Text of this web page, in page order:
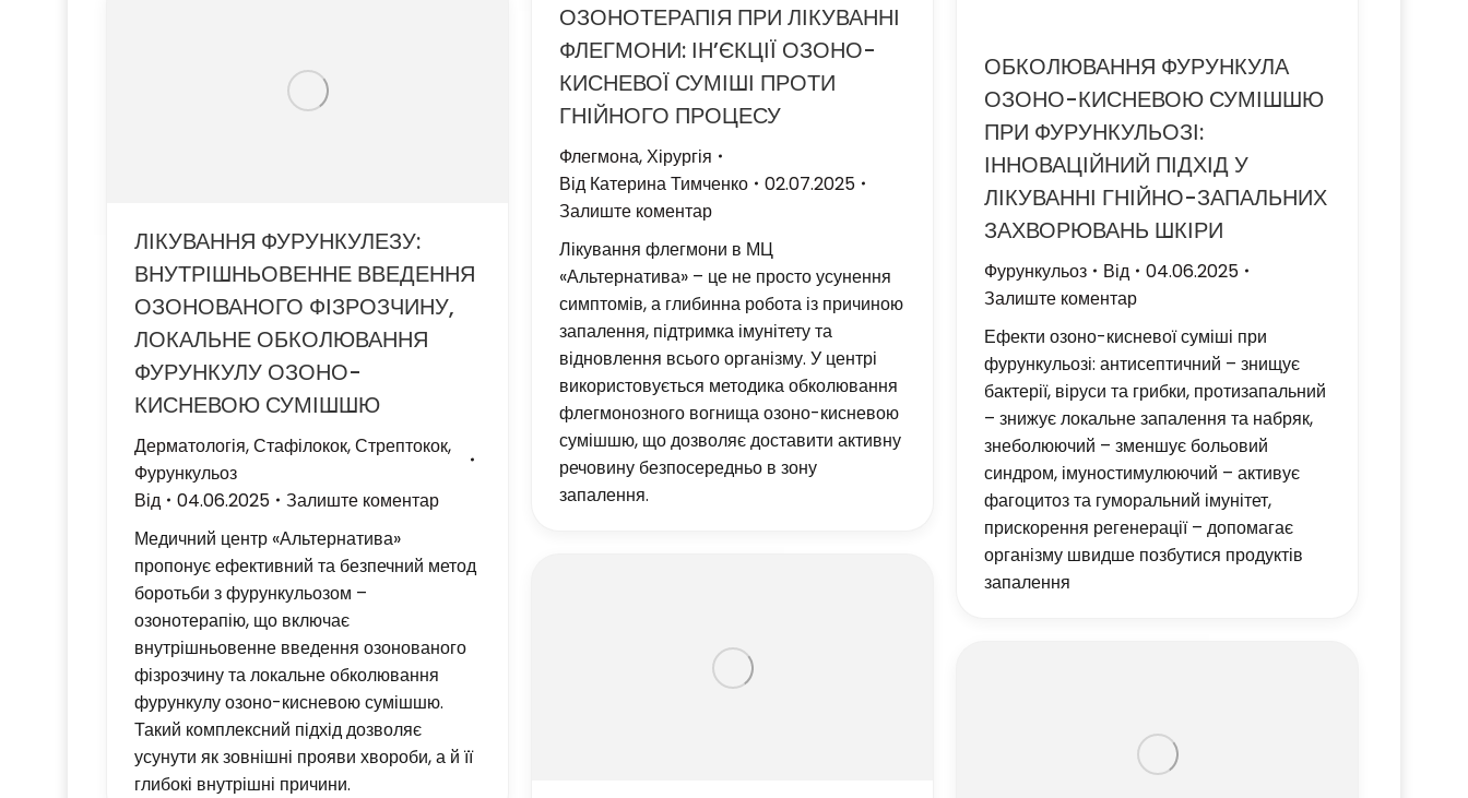
ОЗОНОТЕРАПІЯ ПРИ ЛІКУВАННІ
ФЛЕГМОНИ: ІН’ЄКЦІЇ ОЗОНО-
КИСНЕВОЇ СУМІШІ ПРОТИ
ГНІЙНОГО ПРОЦЕСУ
Флегмона,Хірургія
Від Катерина Тимченко
02.07.2025
Залиште коментар
Лікування флегмони в МЦ
«Альтернатива» – це не просто усунення
симптомів, а глибинна робота із причиною
запалення, підтримка імунітету та
відновлення всього організму. У центрі
використовується методика обколювання
флегмонозного вогнища озоно-кисневою
сумішшю, що дозволяє доставити активну
речовину безпосередньо в зону
запалення.
ОБКОЛЮВАННЯ ФУРУНКУЛА
ОЗОНО-КИСНЕВОЮ СУМІШШЮ
ПРИ ФУРУНКУЛЬОЗІ:
ІННОВАЦІЙНИЙ ПІДХІД У
ЛІКУВАННІ ГНІЙНО-ЗАПАЛЬНИХ
ЗАХВОРЮВАНЬ ШКІРИ
Фурункульоз Від
04.06.2025
Залиште коментар
Ефекти озоно-кисневої суміші при
фурункульозі: антисептичний – знищує
бактерії, віруси та грибки, протизапальний
– знижує локальне запалення та набряк,
знеболюючий – зменшує больовий
синдром, імуностимулюючий – активує
фагоцитоз та гуморальний імунітет,
прискорення регенерації – допомагає
організму швидше позбутися продуктів
запалення
ЛІКУВАННЯ ФУРУНКУЛЕЗУ:
ВНУТРІШНЬОВЕННЕ ВВЕДЕННЯ
ОЗОНОВАНОГО ФІЗРОЗЧИНУ,
ЛОКАЛЬНЕ ОБКОЛЮВАННЯ
ФУРУНКУЛУ ОЗОНО-
КИСНЕВОЮ СУМІШШЮ
Дерматологія,Стафілокок,Стрептокок,
Фурункульоз
Від
04.06.2025
Залиште коментар
Медичний центр «Альтернатива»
пропонує ефективний та безпечний метод
боротьби з фурункульозом –
озонотерапію, що включає
внутрішньовенне введення озонованого
фізрозчину та локальне обколювання
фурункулу озоно-кисневою сумішшю.
Такий комплексний підхід дозволяє
усунути як зовнішні прояви хвороби, а й її
глибокі внутрішні причини.